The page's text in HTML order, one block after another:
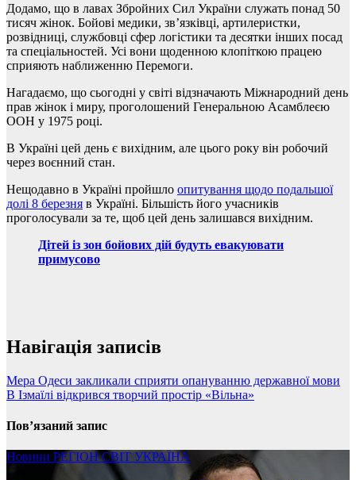
Додамо, що в лавах Збройних Сил України служать понад 50
тисяч жінок. Бойові медики, зв’язківці, артилеристки,
розвідниці, службовці сфер логістики та десятки інших посад
та спеціальностей. Усі вони щоденною клопіткою працею
сприяють наближенню Перемоги.
Нагадаємо, що сьогодні у світі відзначають Міжнародний день
прав жінок і миру, проголошений Генеральною Асамблеєю
ООН у 1975 році.
В Україні цей день є вихідним, але цього року він робочий
через воєнний стан.
Нещодавно в Україні пройшло опитування щодо подальшої
долі 8 березня в Україні. Більшість його учасників
проголосували за те, щоб цей день залишався вихідним.
Дітей із зон бойових дій будуть евакуювати
примусово
Навігація записів
Мера Одеси закликали сприяти опануванню державної мови
В Ізмаїлі відкрився творчий простір «Вільна»
Пов’язаний запис
Новини РЕГІОНСВІТ УКРАЇНА